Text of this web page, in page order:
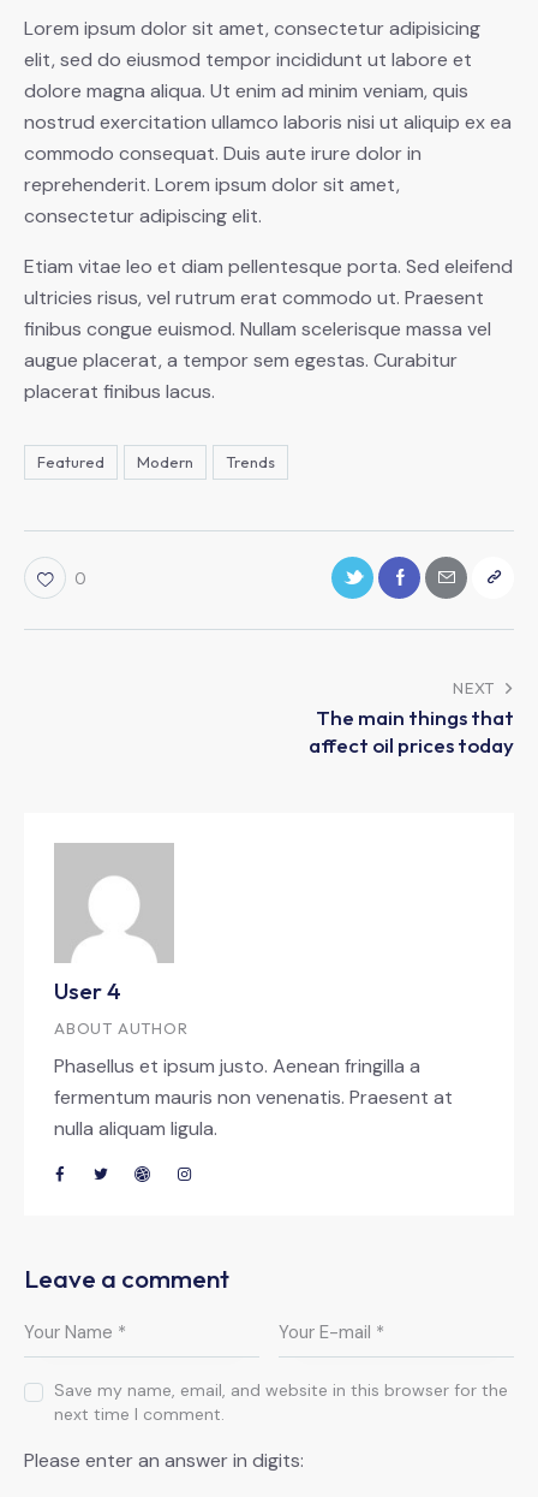
Lorem ipsum dolor sit amet, consectetur adipisicing
elit, sed do eiusmod tempor incididunt ut labore et
dolore magna aliqua. Ut enim ad minim veniam, quis
nostrud exercitation ullamco laboris nisi ut aliquip ex ea
commodo consequat. Duis aute irure dolor in
reprehenderit. Lorem ipsum dolor sit amet,
consectetur adipiscing elit.
Etiam vitae leo et diam pellentesque porta. Sed eleifend
ultricies risus, vel rutrum erat commodo ut. Praesent
finibus congue euismod. Nullam scelerisque massa vel
augue placerat, a tempor sem egestas. Curabitur
placerat finibus lacus.
Featured Modern Trends
0
NEXT
The main things that
affect oil prices today
User 4
ABOUT AUTHOR
Phasellus et ipsum justo. Aenean fringilla a
fermentum mauris non venenatis. Praesent at
nulla aliquam ligula.
Leave a comment
Save my name, email, and website in this browser for the
next time I comment.
Please enter an answer in digits: